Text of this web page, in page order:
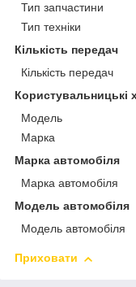
Тип запчастини
Тип техніки
Кількість передач
Кількість передач
Користувальницькі
Мoдель
Марка
Марка автомобіля
Марка автомобіля
Модель автомобіля
Модель автомобіля
Приховати